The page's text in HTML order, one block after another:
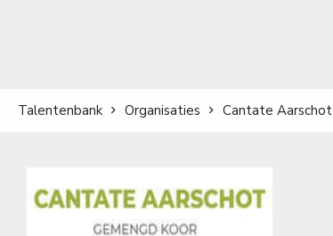
Talentenbank Organisaties Cantate Aarschot